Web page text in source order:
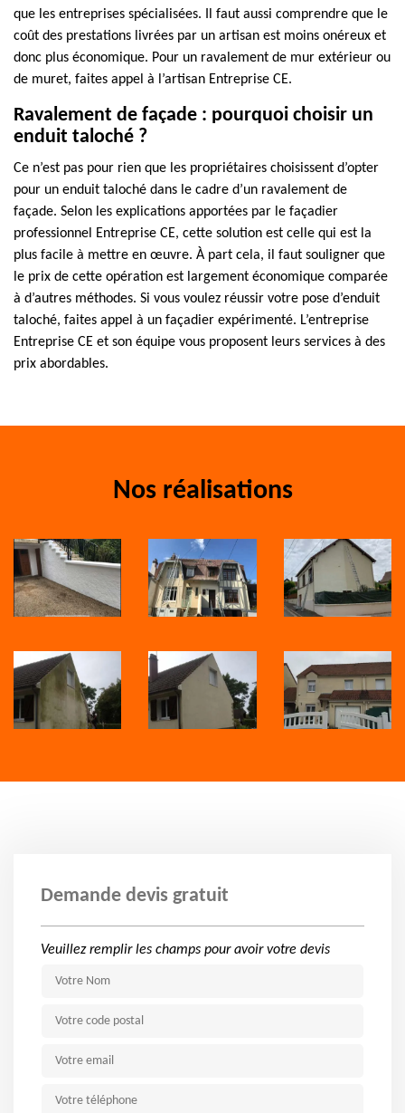
que les entreprises spécialisées. Il faut aussi comprendre que le
coût des prestations livrées par un artisan est moins onéreux et
donc plus économique. Pour un ravalement de mur extérieur ou
de muret, faites appel à l’artisan Entreprise CE.
Ravalement de façade : pourquoi choisir un
enduit taloché ?
Ce n’est pas pour rien que les propriétaires choisissent d’opter
pour un enduit taloché dans le cadre d’un ravalement de
façade. Selon les explications apportées par le façadier
professionnel Entreprise CE, cette solution est celle qui est la
plus facile à mettre en œuvre. À part cela, il faut souligner que
le prix de cette opération est largement économique comparée
à d’autres méthodes. Si vous voulez réussir votre pose d’enduit
taloché, faites appel à un façadier expérimenté. L’entreprise
Entreprise CE et son équipe vous proposent leurs services à des
prix abordables.
Nos réalisations
Demande devis gratuit
Veuillez remplir les champs pour avoir votre devis